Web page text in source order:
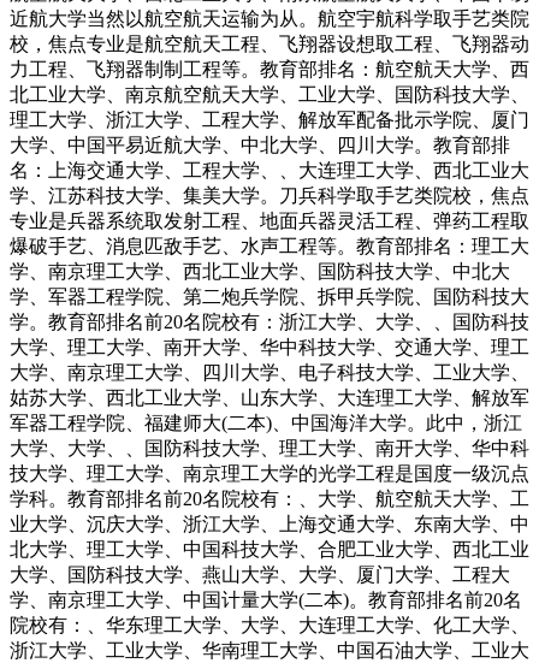
近航大学当然以航空航天运输为从。航空宇航科学取手艺类院
校，焦点专业是航空航天工程、飞翔器设想取工程、飞翔器动
力工程、飞翔器制制工程等。教育部排名：航空航天大学、西
北工业大学、南京航空航天大学、工业大学、国防科技大学、
理工大学、浙江大学、工程大学、解放军配备批示学院、厦门
大学、中国平易近航大学、中北大学、四川大学。教育部排
名：上海交通大学、工程大学、、大连理工大学、西北工业大
学、江苏科技大学、集美大学。刀兵科学取手艺类院校，焦点
专业是兵器系统取发射工程、地面兵器灵活工程、弹药工程取
爆破手艺、消息匹敌手艺、水声工程等。教育部排名：理工大
学、南京理工大学、西北工业大学、国防科技大学、中北大
学、军器工程学院、第二炮兵学院、拆甲兵学院、国防科技大
学。教育部排名前20名院校有：浙江大学、大学、、国防科技
大学、理工大学、南开大学、华中科技大学、交通大学、理工
大学、南京理工大学、四川大学、电子科技大学、工业大学、
姑苏大学、西北工业大学、山东大学、大连理工大学、解放军
军器工程学院、福建师大(二本)、中国海洋大学。此中，浙江
大学、大学、、国防科技大学、理工大学、南开大学、华中科
技大学、理工大学、南京理工大学的光学工程是国度一级沉点
学科。教育部排名前20名院校有：、大学、航空航天大学、工
业大学、沉庆大学、浙江大学、上海交通大学、东南大学、中
北大学、理工大学、中国科技大学、合肥工业大学、西北工业
大学、国防科技大学、燕山大学、大学、厦门大学、工程大
学、南京理工大学、中国计量大学(二本)。教育部排名前20名
院校有：、华东理工大学、大学、大连理工大学、化工大学、
浙江大学、工业大学、华南理工大学、中国石油大学、工业大